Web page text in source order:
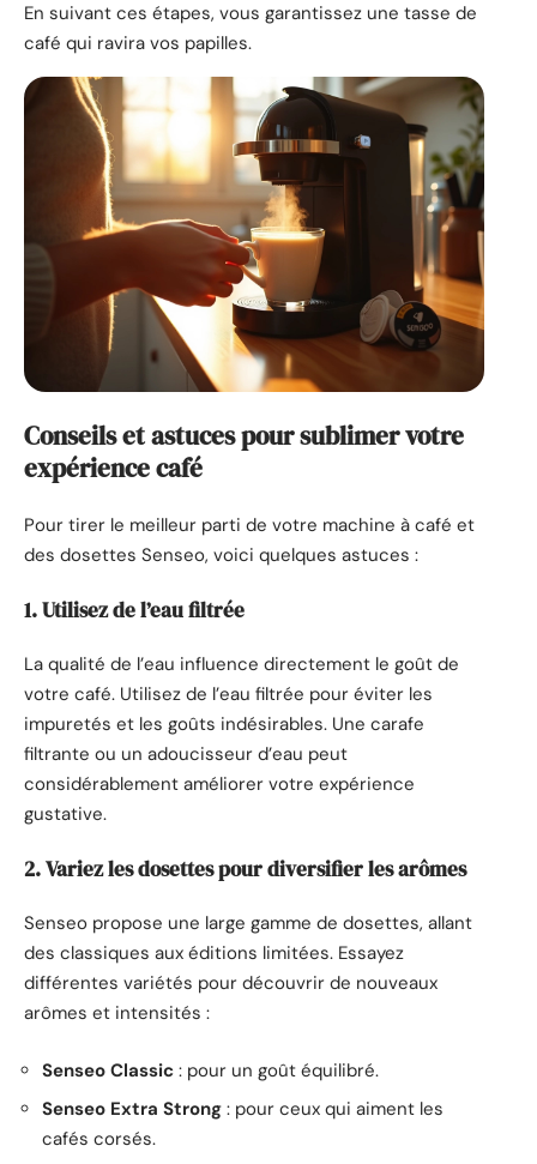
En suivant ces étapes, vous garantissez une tasse de
café qui ravira vos papilles.
Conseils et astuces pour sublimer votre
expérience café
Pour tirer le meilleur parti de votre machine à café et
des dosettes Senseo, voici quelques astuces :
1. Utilisez de l’eau filtrée
La qualité de l’eau influence directement le goût de
votre café. Utilisez de l’eau filtrée pour éviter les
impuretés et les goûts indésirables. Une carafe
filtrante ou un adoucisseur d’eau peut
considérablement améliorer votre expérience
gustative.
2. Variez les dosettes pour diversifier les arômes
Senseo propose une large gamme de dosettes, allant
des classiques aux éditions limitées. Essayez
différentes variétés pour découvrir de nouveaux
arômes et intensités :
Senseo Classic : pour un goût équilibré.
Senseo Extra Strong : pour ceux qui aiment les
cafés corsés.